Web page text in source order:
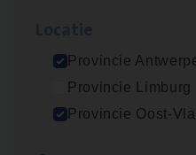
Provincie
Provincie Limburg
Provincie Oost-
Scha­de Expert Fleet